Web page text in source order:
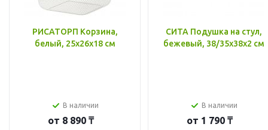
РИСАТОРП Корзина,
белый, 25x26x18 см
В наличии
от 8 890 ₸
СИТА Подушка на стул,
бежевый, 38/35x38x2 см
В наличии
от 1 790 ₸